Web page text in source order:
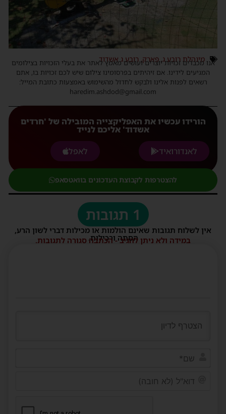
מינהלת רובע ג,פארק,רובע ג אשדוד
אנו מכבדים זכויות יוצרים ועושים מאמץ לאתר את בעלי הזכויות בצילומים
המגיעים לידינו. אם זיהיתים בפרסומינו צילום שיש לכם זכויות בו, אתם
רשאים לפנות אלינו ולבקש לחדול מהשימוש באמצעות כתובת המייל:
haredim.ashdod@gmail.com
הורידו עכשיו את האפליקצייה המובילה של 'חרדים
אשדוד' אליכם לנייד
לאנדורואיד
לאפל
להצטרפות לקבוצת העדכונים בוואטסאפ
1 תגובות
אין לשלוח תגובות שאינם הולמות או מכילות דברי לשון הרע,
הסתה ורכילות.
במידה ולא ניתן להגיב - הכתבה סגורה לתגובות.